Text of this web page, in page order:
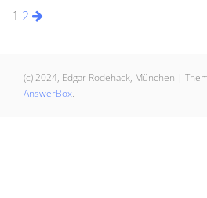
Beiträge
1 2
(c) 2024, Edgar Rodehack, München |
AnswerBox.